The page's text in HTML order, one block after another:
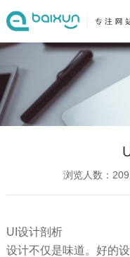
浏览人数： 209
UI设计剖析
设计不仅是味道。好的